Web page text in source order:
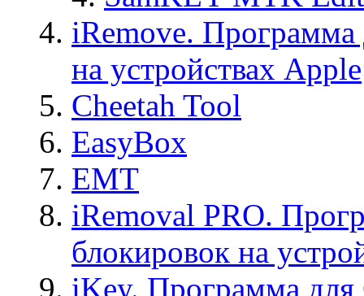
iRemove. Программа
на устройствах Apple
Cheetah Tool
EasyBox
EMT
iRemoval PRO.
блокировок на
iKey. Программа для